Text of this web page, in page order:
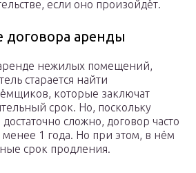
если оно произойдёт.
договора аренды
нежилых помещений,
старается найти
которые заключат
срок. Но, поскольку
сложно, договор часто
1 года. Но при этом, в нём
срок продления.